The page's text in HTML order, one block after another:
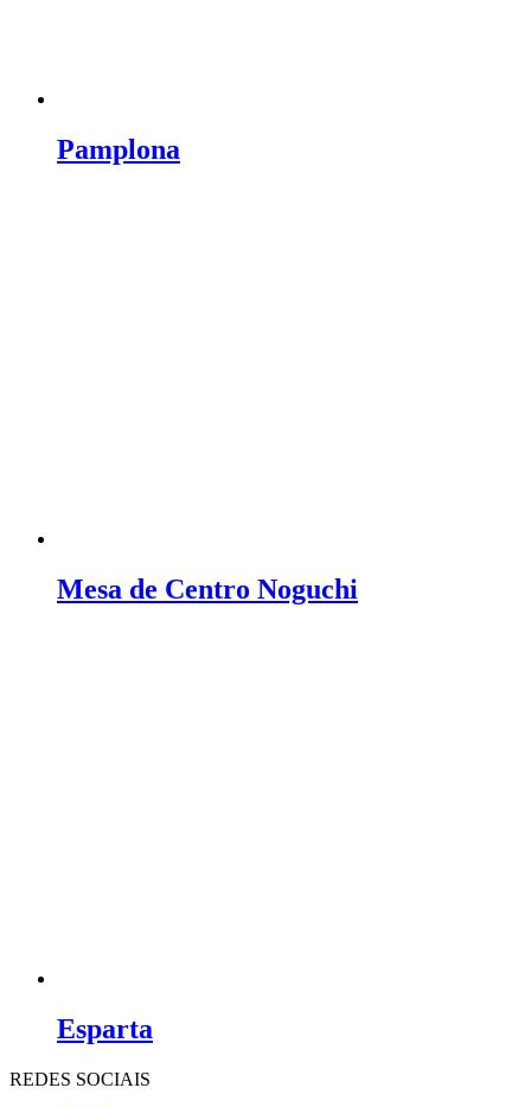
Pamplona
Mesa de Centro Noguchi
Esparta
REDES SOCIAIS